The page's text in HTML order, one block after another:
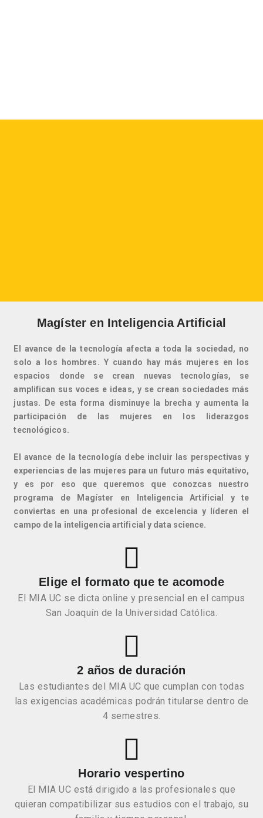
Magíster en Inteligencia Artificial
El avance de la tecnología afecta a toda la sociedad, no
solo a los hombres. Y cuando hay más mujeres en los
espacios donde se crean nuevas tecnologías, se
amplifican sus voces e ideas, y se crean sociedades más
justas. De esta forma disminuye la brecha y aumenta la
participación de las mujeres en los liderazgos
tecnológicos.
El avance de la tecnología debe incluir las perspectivas y
experiencias de las mujeres para un futuro más equitativo,
y es por eso que queremos que conozcas nuestro
programa de Magíster en Inteligencia Artificial y te
conviertas en una profesional de excelencia y líderen el
campo de la inteligencia artificial y data science.
Elige el formato que te acomode
El MIA UC se dicta online y presencial en el campus
San Joaquín de la Universidad Católica.
2 años de duración
Las estudiantes del MIA UC que cumplan con todas
las exigencias académicas podrán titularse dentro de
4 semestres.
Horario vespertino
El MIA UC está dirigido a las profesionales que
quieran compatibilizar sus estudios con el trabajo, su